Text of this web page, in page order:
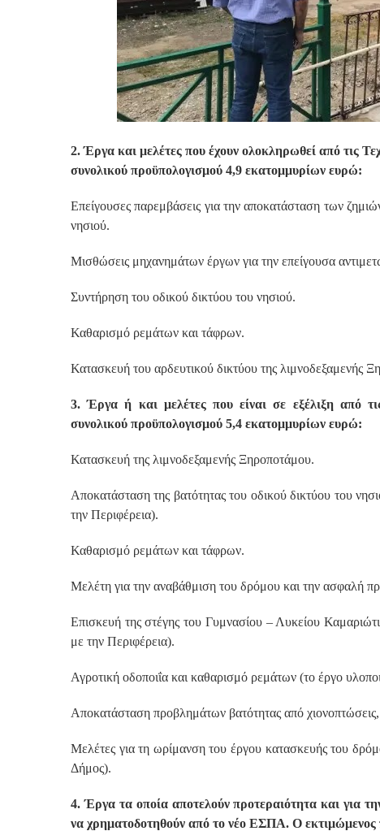
2. Έργα και μελέτες που έχουν ολοκληρωθεί από τις
συνολικού προϋπολογισμού 4,9 εκατομμυρίων ευρώ:
Επείγουσες παρεμβάσεις για την αποκατάσταση των
νησιού.
Μισθώσεις μηχανημάτων έργων για την επείγουσα
Συντήρηση του οδικού δικτύου του νησιού.
Καθαρισμό ρεμάτων και τάφρων.
Κατασκευή του αρδευτικού δικτύου της λιμνοδεξαμενής
3. Έργα ή και μελέτες που είναι σε εξέλιξη από
συνολικού προϋπολογισμού 5,4 εκατομμυρίων ευρώ:
Κατασκευή της λιμνοδεξαμενής Ξηροποτάμου.
Αποκατάσταση της βατότητας του οδικού δικτύου του
την Περιφέρεια).
Καθαρισμό ρεμάτων και τάφρων.
Μελέτη για την αναβάθμιση του δρόμου και την ασφαλή
Επισκευή της στέγης του Γυμνασίου – Λυκείου
με την Περιφέρεια).
Αγροτική οδοποιΐα και καθαρισμό ρεμάτων (το έργο
Αποκατάσταση προβλημάτων βατότητας από
Μελέτες για τη ωρίμανση του έργου κατασκευής του
Δήμος).
4. Έργα τα οποία αποτελούν προτεραιότητα και για
να χρηματοδοτηθούν από το νέο ΕΣΠΑ. O εκτιμώμενος